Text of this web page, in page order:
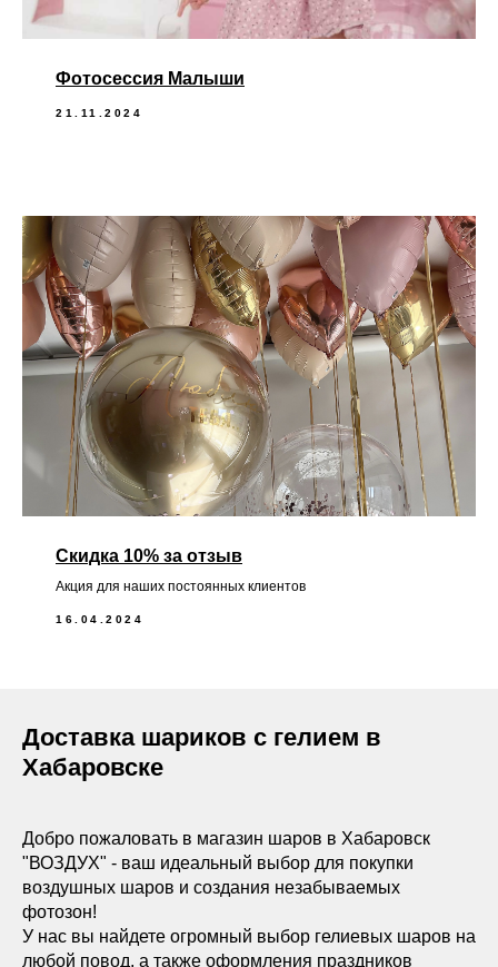
Фотосессия Малыши
21.11.2024
Скидка 10% за отзыв
Акция для наших постоянных клиентов
16.04.2024
Доставка шариков с гелием в
Хабаровске
Добро пожаловать в магазин шаров в Хабаровск
"ВОЗДУХ" - ваш идеальный выбор для покупки
воздушных шаров и создания незабываемых
фотозон!
У нас вы найдете огромный выбор гелиевых шаров на
любой повод, а также оформления праздников